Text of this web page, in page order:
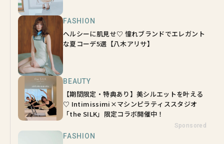
FASHION
ヘルシーに肌見せ♡ 憧れブランドでエレガント
な夏コーデ5選【八木アリサ】
BEAUTY
【期間限定・特典あり】美シルエットを叶える
♡ Intimissimi×マシンピラティススタジオ
「the SILK」限定コラボ開催中！
Sponsored
FASHION